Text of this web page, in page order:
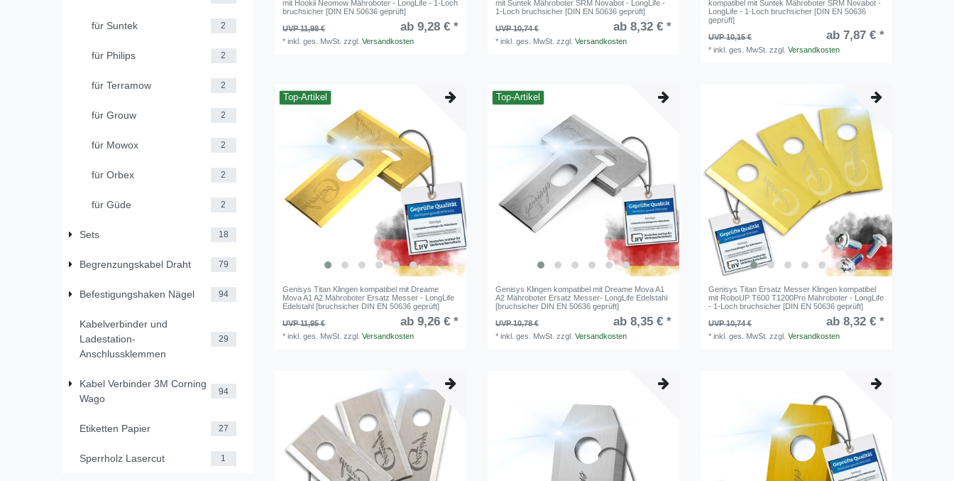
für Suntek 2
für Philips 2
für Terramow 2
für Grouw 2
für Mowox 2
für Orbex 2
für Güde 2
Sets 18
Begrenzungskabel Draht 79
Befestigungshaken Nägel 94
Kabelverbinder und
Ladestation-
Anschlussklemmen
29
Kabel Verbinder 3M Corning
Wago
94
Etiketten Papier 27
Sperrholz Lasercut 1
mit Hookii Neomow Mähroboter - LongLife - 1-Loch
bruchsicher [DIN EN 50636 geprüft]
UVP 11,98 €
ab 9,28 € *
*inkl. ges. MwSt. zzgl.Versandkosten
mit Suntek Mähroboter SRM Novabot - LongLife -
1-Loch bruchsicher [DIN EN 50636 geprüft]
UVP 10,74 €
ab 8,32 € *
*inkl. ges. MwSt. zzgl.Versandkosten
kompatibel mit Suntek Mähroboter SRM Novabot -
LongLife - 1-Loch bruchsicher [DIN EN 50636
geprüft]
UVP 10,15 €
ab 7,87 € *
*inkl. ges. MwSt. zzgl.Versandkosten
Top-Artikel
Genisys Titan Klingen kompatibel mit Dreame
Mova A1 A2 Mähroboter Ersatz Messer - LongLife
Edelstahl [bruchsicher DIN EN 50636 geprüft]
UVP 11,95 €
ab 9,26 € *
*inkl. ges. MwSt. zzgl.Versandkosten
Top-Artikel
Genisys Klingen kompatibel mit Dreame Mova A1
A2 Mähroboter Ersatz Messer- LongLife Edelstahl
[bruchsicher DIN EN 50636 geprüft]
UVP 10,78 €
ab 8,35 € *
*inkl. ges. MwSt. zzgl.Versandkosten
Genisys Titan Ersatz Messer Klingen kompatibel
mit RoboUP T600 T1200Pro Mähroboter - LongLife
- 1-Loch bruchsicher [DIN EN 50636 geprüft]
UVP 10,74 €
ab 8,32 € *
*inkl. ges. MwSt. zzgl.Versandkosten